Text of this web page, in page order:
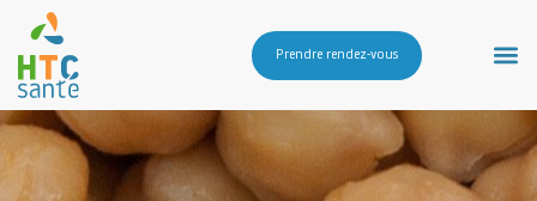
Prendre rendez-vous